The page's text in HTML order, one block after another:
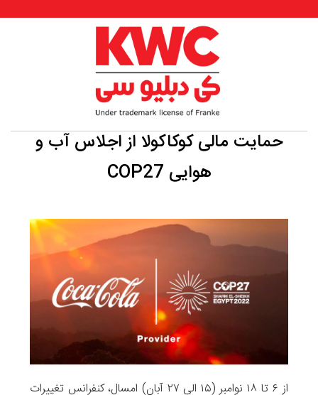
حمایت مالی کوکاکولا از اجلاس آب و
هوایی COP27
از ۶ تا ۱۸ نوامبر (۱۵ الی ۲۷ آبان) امسال، کنفرانس تغییرات